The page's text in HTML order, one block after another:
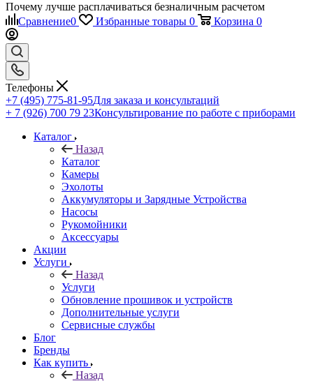
Почему лучше расплачиваться безналичным расчетом
Сравнение0 Избранные товары 0 Корзина 0
Телефоны
+7 (495) 775-81-95Для заказа и консультаций
+ 7 (926) 700 79 23Консультирование по работе с приборами
Каталог
Назад
Каталог
Камеры
Эхолоты
Аккумуляторы и Зарядные Устройства
Насосы
Рукомойники
Аксессуары
Акции
Услуги
Назад
Услуги
Обновление прошивок и устройств
Дополнительные услуги
Сервисные службы
Блог
Бренды
Как купить
Назад